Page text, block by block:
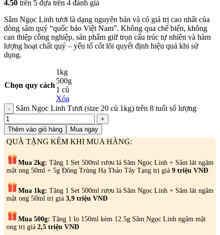
4.50 trên 5 dựa trên 4 đánh giá
Sâm Ngọc Linh tươi là dạng nguyên bản và có giá trị cao nhất của
dòng sâm quý “quốc bảo Việt Nam”. Không qua chế biến, không
can thiệp công nghiệp, sản phẩm giữ trọn cấu trúc tự nhiên và hàm
lượng hoạt chất quý – yếu tố cốt lõi quyết định hiệu quả khi sử
dụng.
Chọn quy cách
1kg
500g
1 củ
Xóa
Sâm Ngọc Linh Tươi (size 20 củ 1kg) trên 8 tuổi số lượng
Thêm vào giỏ hàng Mua ngay
QUÀ TẶNG KÈM KHI MUA HÀNG:
Mua 2kg: Tặng 1 Set 500ml rượu lá Sâm Ngọc Linh + Sâm lát ngâm
mật ong 50ml + 5g Đông Trùng Hạ Thảo Tây Tạng trị giá 9 triệu VNĐ
Mua 1kg: Tặng 1 Set 500ml rượu lá Sâm Ngọc Linh + Sâm lát ngâm
mật ong 50ml trị giá 3,9 triệu VNĐ
Mua 500g: Tặng 1 lọ 150ml kèm 12.5g Sâm Ngọc Linh ngâm mật
ong trị giá 2,5 triệu VNĐ